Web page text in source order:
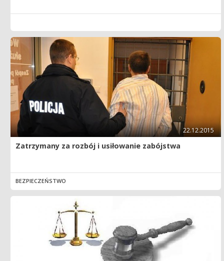
22.12.2015
Zatrzymany za rozbój i usiłowanie zabójstwa
BEZPIECZEŃSTWO